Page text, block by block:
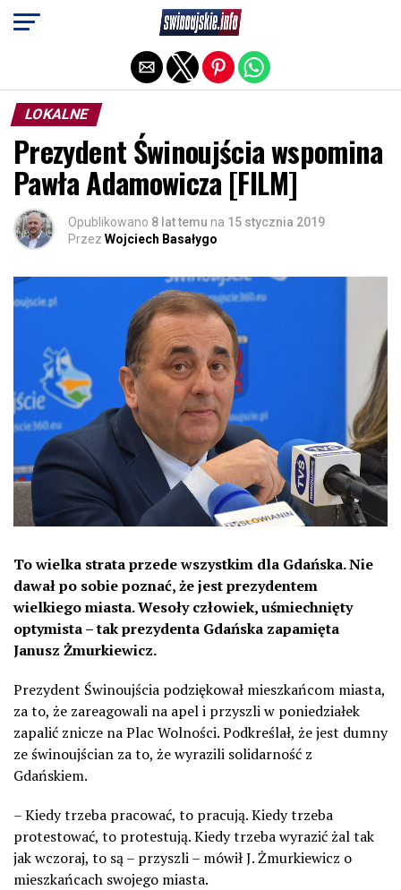
LOKALNE
Prezydent Świnoujścia wspomina
Pawła Adamowicza [FILM]
Opublikowano 8 lat temu na 15 stycznia 2019
Przez Wojciech Basałygo
To wielka strata przede wszystkim dla Gdańska. Nie
dawał po sobie poznać, że jest prezydentem
wielkiego miasta. Wesoły człowiek, uśmiechnięty
optymista – tak prezydenta Gdańska zapamięta
Janusz Żmurkiewicz.
Prezydent Świnoujścia podziękował mieszkańcom miasta,
za to, że zareagowali na apel i przyszli w poniedziałek
zapalić znicze na Plac Wolności. Podkreślał, że jest dumny
ze świnoujścian za to, że wyrazili solidarność z
Gdańskiem.
– Kiedy trzeba pracować, to pracują. Kiedy trzeba
protestować, to protestują. Kiedy trzeba wyrazić żal tak
jak wczoraj, to są – przyszli – mówił J. Żmurkiewicz o
mieszkańcach swojego miasta.
Exit mobile version